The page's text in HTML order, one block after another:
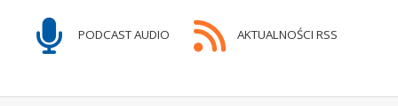
PODCAST AUDIO AKTUALNOŚCI RSS